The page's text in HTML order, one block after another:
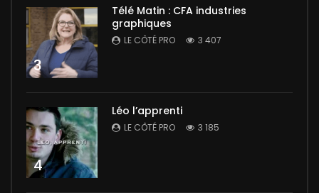
3
Télé Matin : CFA industries
graphiques
LE CÔTÉ PRO 3 407
4
Léo l’apprenti
LE CÔTÉ PRO 3 185